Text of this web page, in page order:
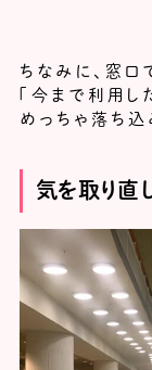
ちなみに、窓
「今まで利用
めっちゃ落ち込
気を取り直し